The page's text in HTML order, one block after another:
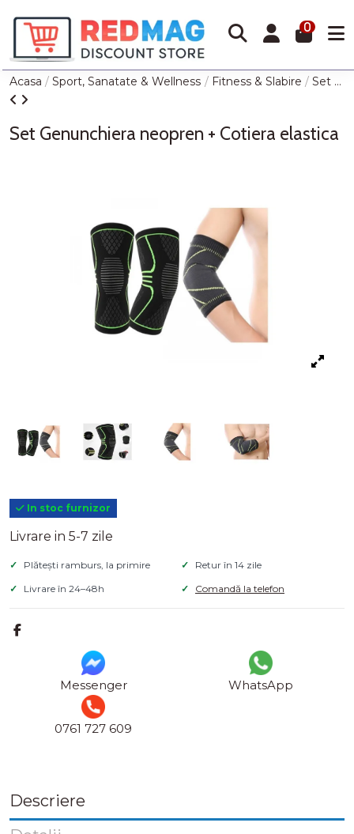
0
Acasa Sport, Sanatate & Wellness Fitness & Slabire Set Genunchiera neopren + Cotiera elastica
Set Genunchiera neopren + Cotiera elastica
In stoc furnizor
Livrare in 5-7 zile
Plătești ramburs, la primire
Retur în 14 zile
Livrare în 24–48h
Comandă la telefon
Messenger WhatsApp
0761 727 609
Descriere